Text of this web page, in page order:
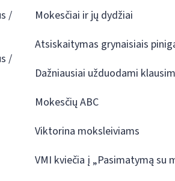
/
/
Mokesčiai ir jų dydžiai
Atsiskaitymas grynaisiais
Dažniausiai užduodami
Mokesčių ABC
Viktorina moksleiviams
VMI kviečia į „Pasimatymą su